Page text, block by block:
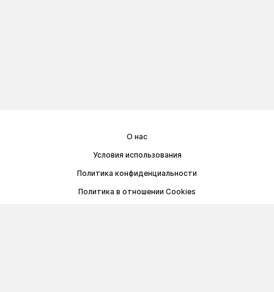
О нас
Условия использования
Политика конфиденциальности
Политика в отношении Cookies